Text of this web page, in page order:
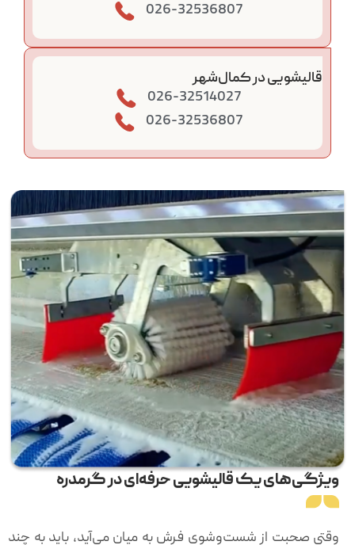
026-32536807
قالیشویی در کمال‌شهر
026-32514027
026-32536807
ویژگی‌های یک قالیشویی حرفه‌ای در گرمدره
وقتی صحبت از شست‌وشوی فرش به میان می‌آید، باید به چند